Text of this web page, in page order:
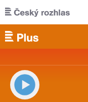
Přejít k hlavnímu obsahu